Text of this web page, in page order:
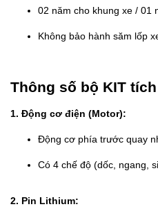
02 năm cho khung xe / 01
Không bảo hành săm lốp
Thông số bộ KIT
1. Động cơ điện (Motor):
Động cơ phía trước quay
Có 4 chế độ (dốc, ngang,
2. Pin Lithium: